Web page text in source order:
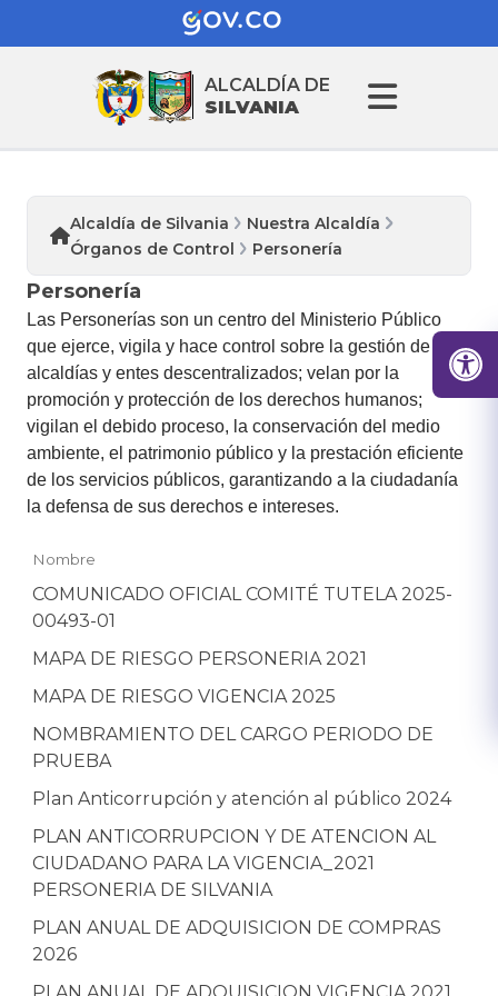
ALCALDÍA DE
SILVANIA
Alcaldía de Silvania
Nuestra Alcaldía
Órganos de Control
Personería
Personería
Las Personerías son un centro del Ministerio Público
que ejerce, vigila y hace control sobre la gestión de las
alcaldías y entes descentralizados; velan por la
promoción y protección de los derechos humanos;
vigilan el debido proceso, la conservación del medio
ambiente, el patrimonio público y la prestación eficiente
de los servicios públicos, garantizando a la ciudadanía
la defensa de sus derechos e intereses.
Nombre
COMUNICADO OFICIAL COMITÉ TUTELA 2025-
00493-01
MAPA DE RIESGO PERSONERIA 2021
MAPA DE RIESGO VIGENCIA 2025
NOMBRAMIENTO DEL CARGO PERIODO DE
PRUEBA
Plan Anticorrupción y atención al público 2024
PLAN ANTICORRUPCION Y DE ATENCION AL
CIUDADANO PARA LA VIGENCIA_2021
PERSONERIA DE SILVANIA
PLAN ANUAL DE ADQUISICION DE COMPRAS
2026
PLAN ANUAL DE ADQUISICION VIGENCIA 2021